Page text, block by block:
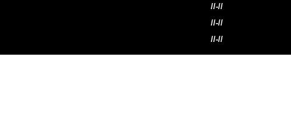
//-//
//-//
//-//